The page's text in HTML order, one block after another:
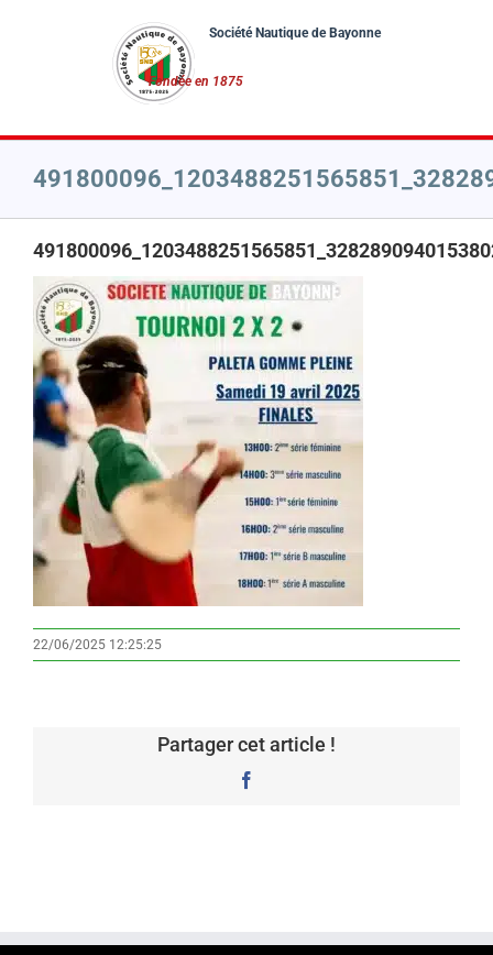
22/06/2025 12:25:25
Partager cet article !